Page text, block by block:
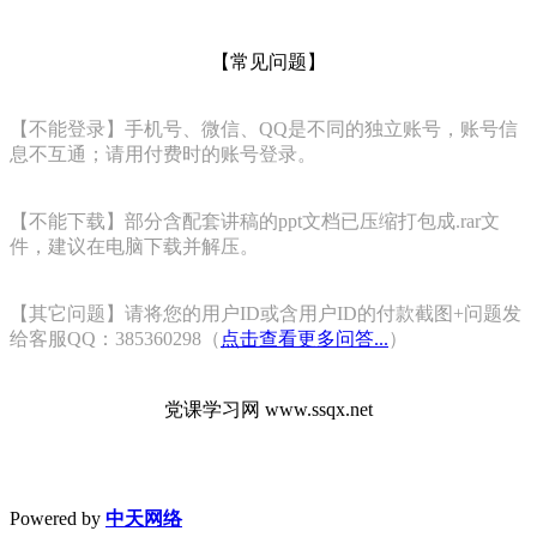
【常见问题】
【不能登录】手机号、微信、QQ是不同的独立账号，账号信
息不互通；请用付费时的账号登录。
【不能下载】部分含配套讲稿的ppt文档已压缩打包成.rar文
件，建议在电脑下载并解压。
【其它问题】请将您的用户ID或含用户ID的付款截图+问题发
给客服QQ：385360298（ 点击查看更多问答...）
党课学习网 www.ssqx.net
Powered by 中天网络